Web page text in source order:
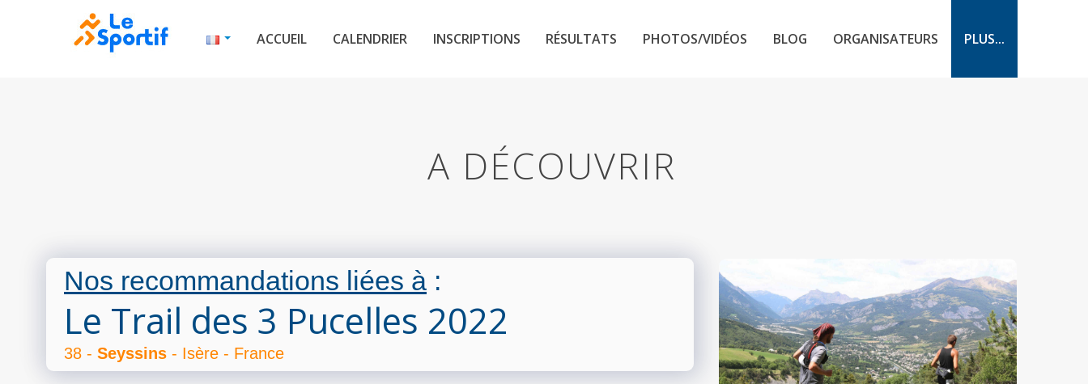
ACCUEIL CALENDRIER INSCRIPTIONS RÉSULTATS PHOTOS/VIDÉOS BLOG ORGANISATEURS PLUS...
A DÉCOUVRIR
Nos recommandations liées à :
Le Trail des 3 Pucelles 2022
38 - Seyssins - Isère - France